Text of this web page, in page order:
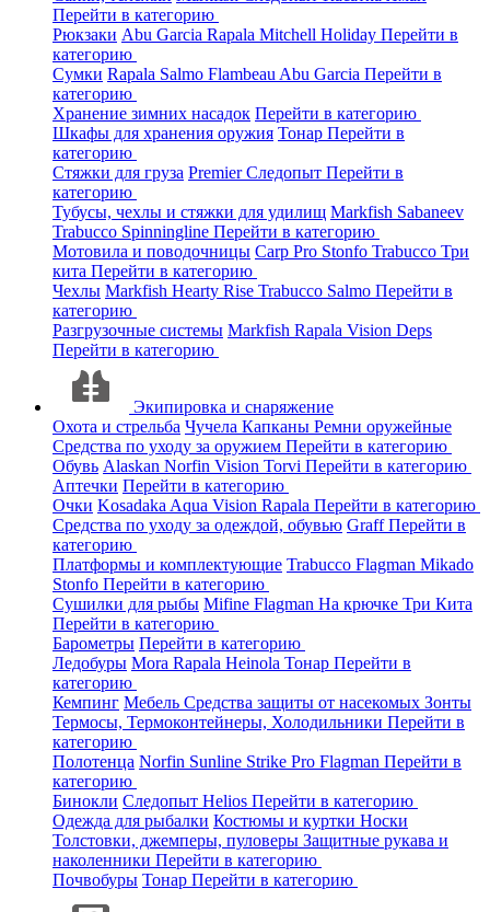
Перейти в категорию
Рюкзаки Abu Garcia Rapala Mitchell Holiday Перейти в
категорию
Сумки Rapala Salmo Flambeau Abu Garcia Перейти в
категорию
Хранение зимних насадок Перейти в категорию
Шкафы для хранения оружия Тонар Перейти в
категорию
Стяжки для груза PremierСледопыт Перейти в
категорию
Тубусы, чехлы и стяжки для удилищ Markfish Sabaneev
Trabucco Spinningline Перейти в категорию
Мотовила и поводочницы Carp Pro Stonfo Trabucco Три
кита Перейти в категорию
Чехлы Markfish Hearty Rise Trabucco Salmo Перейти в
категорию
Разгрузочные системы Markfish Rapala Vision Deps
Перейти в категорию
Экипировка и снаряжение
Охота и стрельба Чучела Капканы Ремни оружейные
Средства по уходу за оружием Перейти в категорию
Обувь Alaskan Norfin Vision Torvi Перейти в категорию
Аптечки Перейти в категорию
Очки Kosadaka Aqua Vision Rapala Перейти в категорию
Средства по уходу за одеждой, обувью GraffПерейти в
категорию
Платформы и комплектующие Trabucco Flagman Mikado
Stonfo Перейти в категорию
Сушилки для рыбы Mifine Flagman На крючке Три Кита
Перейти в категорию
Барометры Перейти в категорию
Ледобуры Mora Rapala Heinola Тонар Перейти в
категорию
Кемпинг Мебель Средства защиты от насекомых Зонты
Термосы, Термоконтейнеры, Холодильники Перейти в
категорию
Полотенца Norfin Sunline Strike Pro Flagman Перейти в
категорию
Бинокли Следопыт Helios Перейти в категорию
Одежда для рыбалки Костюмы и куртки Носки
Толстовки, джемперы, пуловеры Защитные рукава и
наколенники Перейти в категорию
Почвобуры Тонар Перейти в категорию